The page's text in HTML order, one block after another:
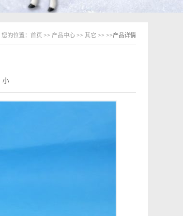
您的位置： 首页 >> 产品中心 >> 其它 >> >>产品详情
小